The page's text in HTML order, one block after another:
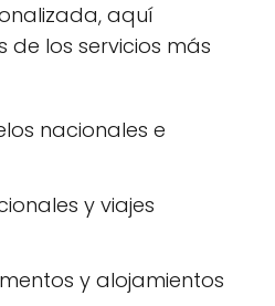
aquí
los servicios más
nacionales e
y viajes
y alojamientos